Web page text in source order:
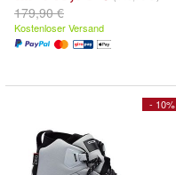
179,90 €
Kostenloser Versand
- 10%